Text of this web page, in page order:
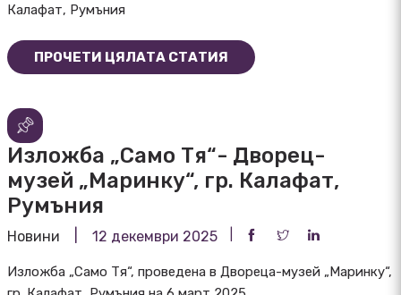
Калафат, Румъния
ПРОЧЕТИ ЦЯЛАТА СТАТИЯ
Изложба „Само Тя“- Дворец-
музей „Маринку“, гр. Калафат,
Румъния
Новини 12 декември 2025
Изложба „Само Тя“, проведена в Двореца-музей „Маринку“,